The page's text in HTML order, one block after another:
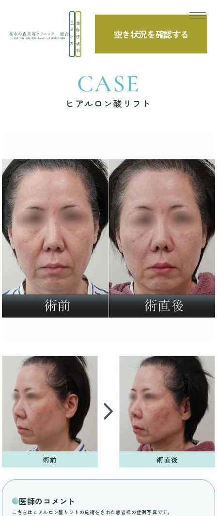
メ
ン
ズ
美
容
皮
膚
科
空き状況を確認する
TOP 症例写真 ヒアルロン酸リフト
CASE
ヒアルロン酸リフト
術前 術直後
医師のコメント
こちらはヒアルロン酸リフトの施術をされた患者様の症例写真です。